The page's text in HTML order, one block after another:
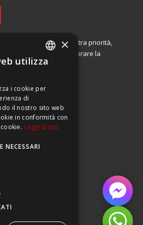
dei nostri clienti è la nostra priorità,
di qualità per migliorare la
di vendita
FRENCH
ITALIAN
FRENCH
×
utilizza
i cookie per
di
il nostro sito web
in conformità con
Leggi di più
NECESSARI